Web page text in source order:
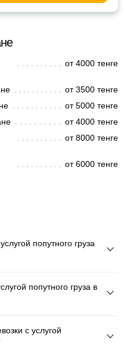
от 4000 тенге
от 3500 тенге
от 5000 тенге
от 4000 тенге
от 8000 тенге
от 6000 тенге
попутного груза
попутного груза в
с услугой